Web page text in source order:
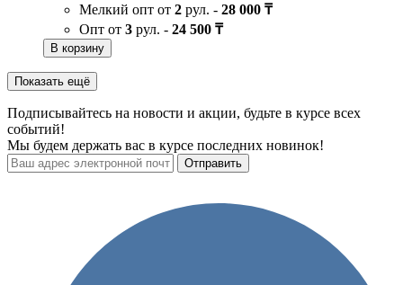
Мелкий опт от 2 рул. - 28 000 ₸
Опт от 3 рул. - 24 500 ₸
В корзину
Показать ещё
Подписывайтесь на новости и акции, будьте в курсе всех
событий!
Мы будем держать вас в курсе последних новинок!